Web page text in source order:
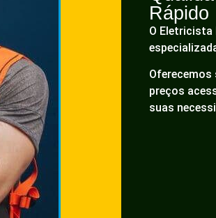
Rápido
O Eletricista
Oferecemos
preços
suas